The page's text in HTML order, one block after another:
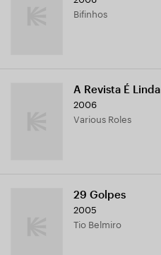
Bifinhos
A Revista É Linda
2006
Various Roles
29 Golpes
2005
Tio Belmiro